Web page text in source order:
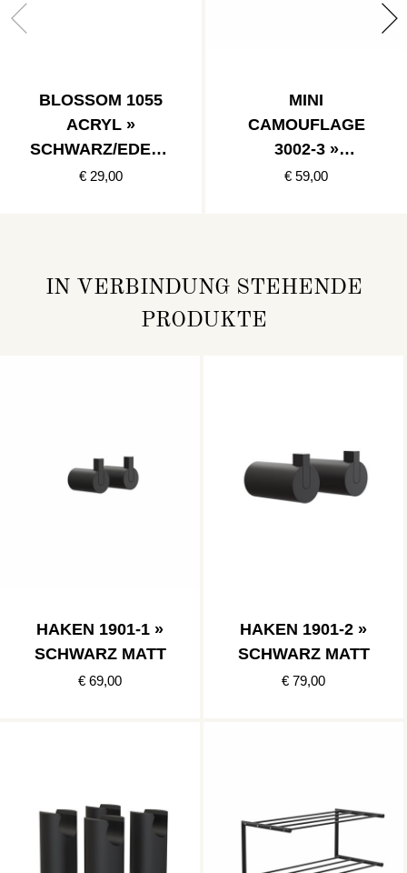
BLOSSOM 1055
ACRYL »
SCHWARZ/EDELS
TAHL POLIERT
€ 29,00
MINI
CAMOUFLAGE
3002-3 »
DUNKELGRÜN
€ 59,00
IN VERBINDUNG STEHENDE
PRODUKTE
HAKEN 1901-1 »
SCHWARZ MATT
€ 69,00
HAKEN 1901-2 »
SCHWARZ MATT
€ 79,00